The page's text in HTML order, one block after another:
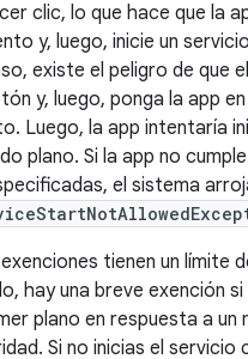
clic, lo que hace que la
y, luego, inicie un
existe el peligro de que
y, luego, ponga la app
Luego, la app intentaría
plano. Si la app no
el sistema
tienen un límite
hay una breve exención si
plano en respuesta a un
Si no inicias el servicio